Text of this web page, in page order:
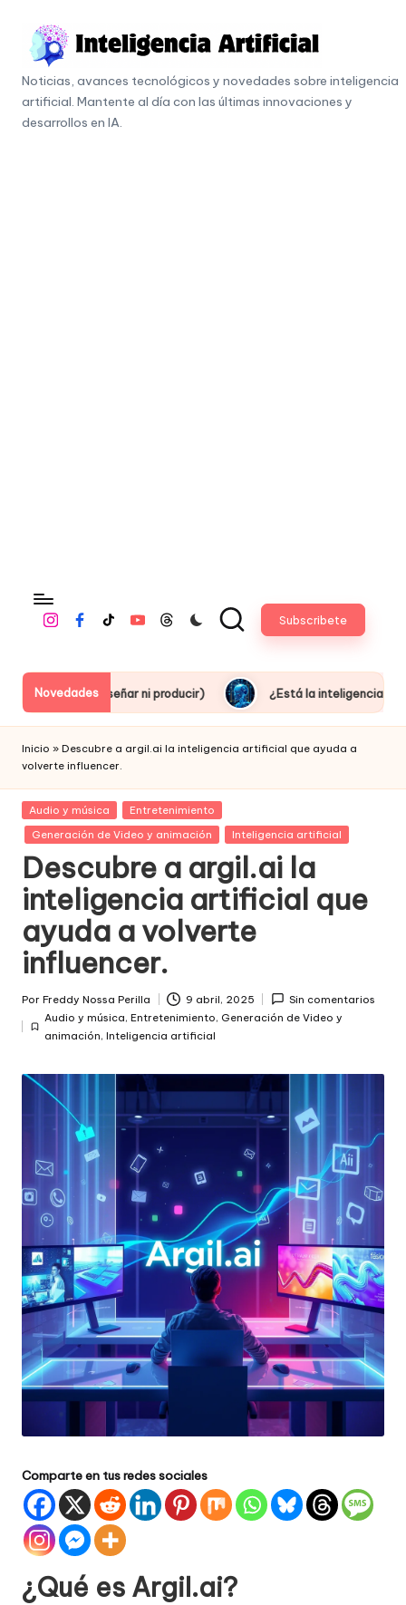
content
I
n
t
Noticias, avances tecnológicos y novedades sobre inteligencia
artificial. Mantente al día con las últimas innovaciones y
desarrollos en IA.
InstagramFacebookTiktokYoutubeThreads Subscribete
Novedades
diseñar ni producir) ¿Está la inteligencia artificial
Inicio » Descubre a argil.ai la inteligencia artificial que ayuda a
volverte influencer.
Posted
in
Audio y música
Entretenimiento
Generación de Video y animación
Inteligencia artificial
Descubre a argil.ai la
inteligencia artificial que
ayuda a volverte
influencer.
Publicado
por
Por Freddy Nossa Perilla 9 abril, 2025 Sin comentarios
Posted
Audio y música,Entretenimiento, Generación de Video y
animación,Inteligencia artificial
Comparte en tus redes sociales
¿Qué es Argil.ai?